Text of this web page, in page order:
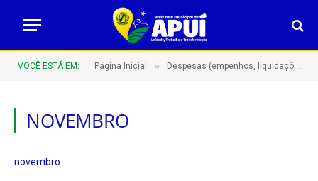
VOCÊ ESTÁ EM: Página Inicial » Despesas (empenhos, liquidações e pagamentos)
NOVEMBRO
novembro